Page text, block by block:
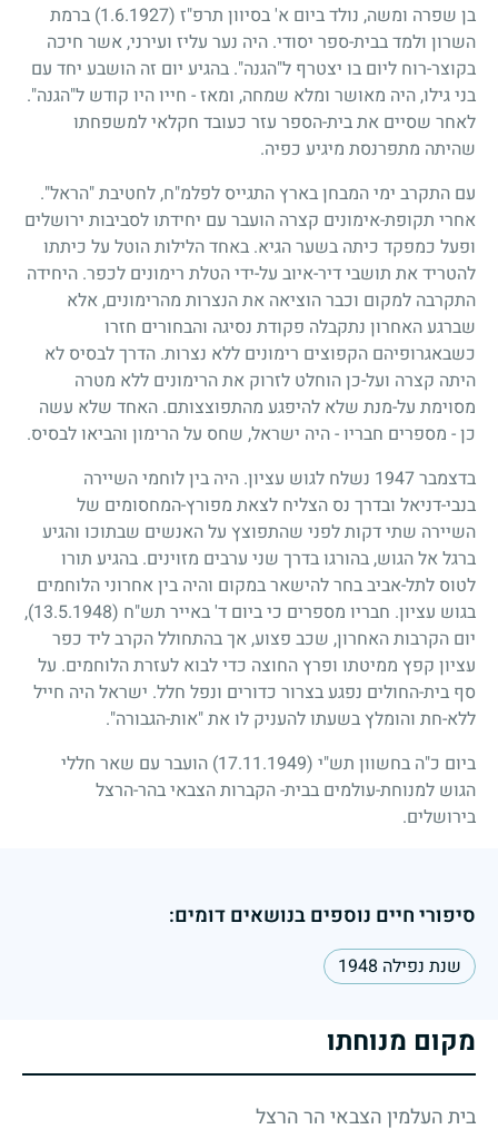
בן שפרה ומשה, נולד ביום א' בסיוון תרפ"ז (1.6.1927)
ברמת
השרון ולמד בבית-ספר יסודי. היה נער עליז ועירני, אשר חיכה
בקוצר-רוח ליום בו יצטרף ל"הגנה". בהגיע יום זה הושבע יחד עם
בני גילו, היה מאושר ומלא שמחה, ומאז - חייו היו קודש ל"הגנה".
לאחר שסיים את בית-הספר עזר כעובד חקלאי למשפחתו
שהיתה מתפרנסת מיגיע כפיה.
עם התקרב ימי המבחן בארץ התגייס לפלמ"ח, לחטיבת "הראל".
אחרי תקופת-אימונים קצרה הועבר עם יחידתו לסביבות ירושלים
ופעל כמפקד כיתה בשער הגיא. באחד הלילות הוטל על כיתתו
להטריד את תושבי דיר-איוב על-ידי הטלת רימונים לכפר. היחידה
התקרבה למקום וכבר הוציאה את הנצרות מהרימונים, אלא
שברגע האחרון נתקבלה פקודת נסיגה והבחורים חזרו
כשבאגרופיהם הקפוצים רימונים ללא נצרות. הדרך לבסיס לא
היתה קצרה ועל-כן הוחלט לזרוק את הרימונים ללא מטרה
מסוימת על-מנת שלא להיפגע מהתפוצצותם. האחד שלא עשה
כן - מספרים חבריו - היה ישראל, שחס על הרימון והביאו לבסיס.
בדצמבר1947 נשלח לגוש עציון. היה בין לוחמי השיירה
בנבי-דניאל ובדרך נס הצליח לצאת מפורץ-המחסומים של
השיירה שתי דקות לפני שהתפוצץ על האנשים שבתוכו והגיע
ברגל אל הגוש, בהורגו בדרך שני ערבים מזוינים. בהגיע תורו
לטוס לתל-אביב בחר להישאר במקום והיה בין אחרוני הלוחמים
בגוש עציון. חבריו מספרים כי ביום ד' באייר תש"ח (13.5.1948)
,
יום הקרבות האחרון, שכב פצוע, אך בהתחולל הקרב ליד כפר
עציון קפץ ממיטתו ופרץ החוצה כדי לבוא לעזרת הלוחמים. על
סף בית-החולים נפגע בצרור כדורים ונפל חלל. ישראל היה חייל
ללא-חת והומלץ בשעתו להעניק לו את "אות-הגבורה".
ביום כ"ה בחשוון תש"י (17.11.1949)
הועבר עם שאר חללי
הגוש למנוחת-עולמים בבית- הקברות הצבאי בהר-הרצל
בירושלים.
סיפורי חיים נוספים בנושאים דומים:
שנת נפילה 1948
מקום מנוחתו
בית העלמין הצבאי הר הרצל